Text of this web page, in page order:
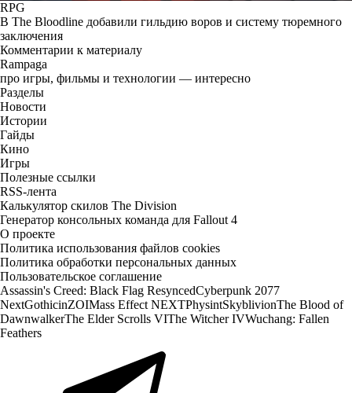
RPG
В The Bloodline добавили гильдию воров и систему тюремного
заключения
Комментарии к материалу
Rampaga
про игры, фильмы и технологии — интересно
Разделы
Новости
Истории
Гайды
Кино
Игры
Полезные ссылки
RSS-лента
Калькулятор скилов The Division
Генератор консольных команда для Fallout 4
О проекте
Политика использования файлов cookies
Политика обработки персональных данных
Пользовательское соглашение
Assassin's Creed: Black Flag ResyncedCyberpunk 2077
NextGothicinZOIMass Effect NEXTPhysintSkyblivionThe Blood of
DawnwalkerThe Elder Scrolls VIThe Witcher IVWuchang: Fallen
Feathers